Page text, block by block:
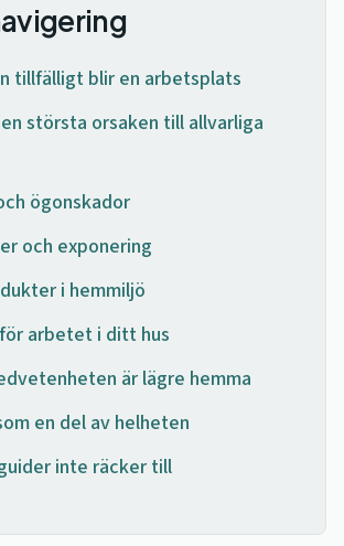
tillfälligt blir en arbetsplats
största orsaken till allvarliga
ögonskador
och exponering
i hemmiljö
arbetet i ditt hus
är lägre hemma
en del av helheten
inte räcker till